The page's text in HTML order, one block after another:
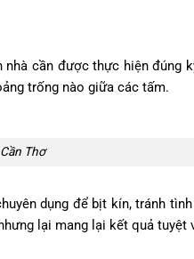
cần được thực hiện đúng
trống nào giữa các tấm.
Thơ
dụng để bịt kín, tránh
lại mang lại kết quả